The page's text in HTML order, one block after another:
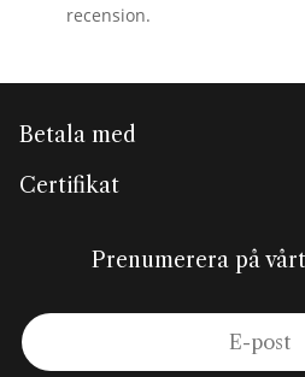
recension.
Betala med
Certifikat
Prenumerera på